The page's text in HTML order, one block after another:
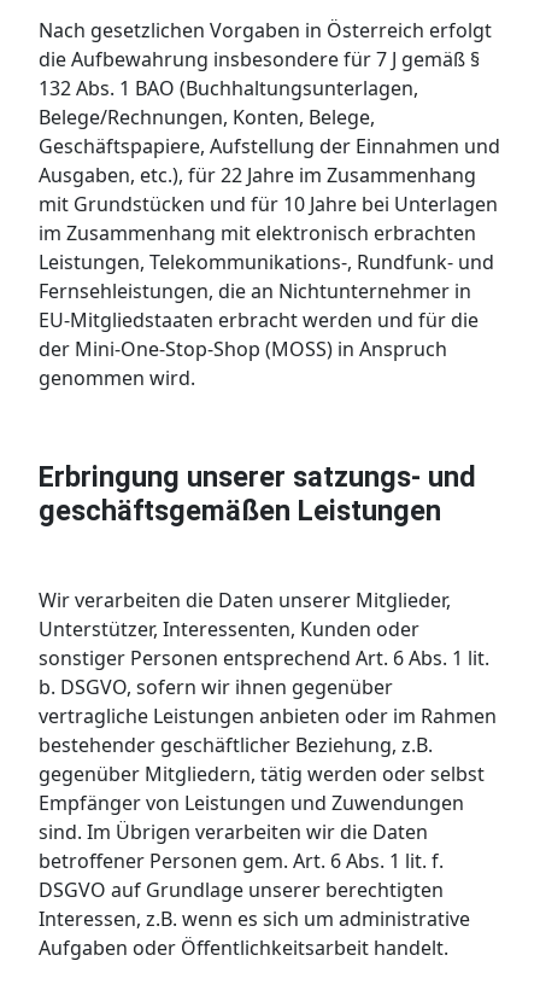
Nach gesetzlichen Vorgaben in Österreich erfolgt
die Aufbewahrung insbesondere für 7 J gemäß §
132 Abs. 1 BAO (Buchhaltungsunterlagen,
Belege/Rechnungen, Konten, Belege,
Geschäftspapiere, Aufstellung der Einnahmen und
Ausgaben, etc.), für 22 Jahre im Zusammenhang
mit Grundstücken und für 10 Jahre bei Unterlagen
im Zusammenhang mit elektronisch erbrachten
Leistungen, Telekommunikations-, Rundfunk- und
Fernsehleistungen, die an Nichtunternehmer in
EU-Mitgliedstaaten erbracht werden und für die
der Mini-One-Stop-Shop (MOSS) in Anspruch
genommen wird.
Erbringung unserer satzungs- und
geschäftsgemäßen Leistungen
Wir verarbeiten die Daten unserer Mitglieder,
Unterstützer, Interessenten, Kunden oder
sonstiger Personen entsprechend Art. 6 Abs. 1 lit.
b. DSGVO, sofern wir ihnen gegenüber
vertragliche Leistungen anbieten oder im Rahmen
bestehender geschäftlicher Beziehung, z.B.
gegenüber Mitgliedern, tätig werden oder selbst
Empfänger von Leistungen und Zuwendungen
sind. Im Übrigen verarbeiten wir die Daten
betroffener Personen gem. Art. 6 Abs. 1 lit. f.
DSGVO auf Grundlage unserer berechtigten
Interessen, z.B. wenn es sich um administrative
Aufgaben oder Öffentlichkeitsarbeit handelt.